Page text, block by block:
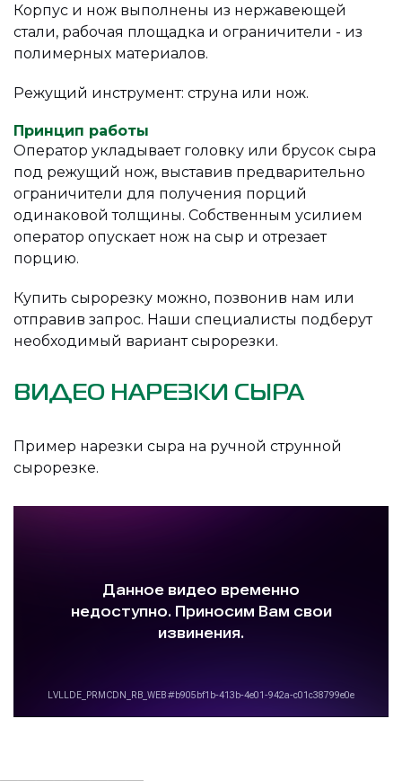
Корпус и нож выполнены из нержавеющей
стали, рабочая площадка и ограничители - из
полимерных материалов.
Режущий инструмент: струна или нож.
Принцип работы
Оператор укладывает головку или брусок сыра
под режущий нож, выставив предварительно
ограничители для получения порций
одинаковой толщины. Собственным усилием
оператор опускает нож на сыр и отрезает
порцию.
Купить сырорезку можно, позвонив нам или
отправив запрос. Наши специалисты подберут
необходимый вариант сырорезки.
ВИДЕО НАРЕЗКИ СЫРА
Пример нарезки сыра на ручной струнной
сырорезке.